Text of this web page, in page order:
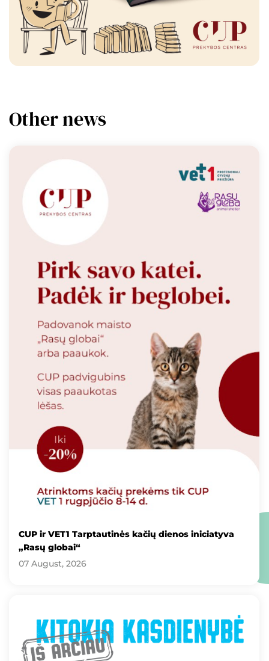
Other news
CUP ir VET1 Tarptautinės kačių dienos iniciatyva
„Rasų globai“
07 August, 2026